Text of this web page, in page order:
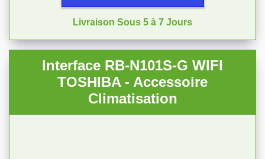
Livraison Sous 5 à 7 Jours
Interface RB-N101S-G WIFI
TOSHIBA - Accessoire
Climatisation